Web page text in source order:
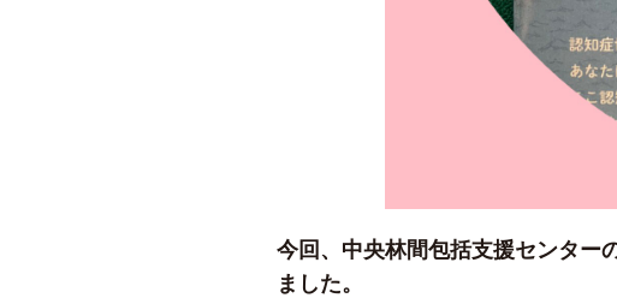
今回、中央林間包括支援センター
ました。